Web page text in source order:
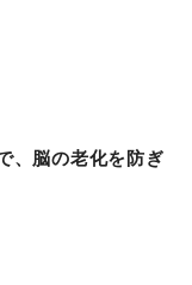
、脳の老化を防ぎ